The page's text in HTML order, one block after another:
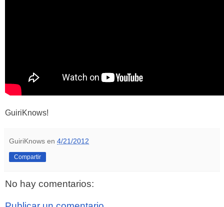
GuiriKnows!
GuiriKnows en 4/21/2012
Compartir
No hay comentarios: